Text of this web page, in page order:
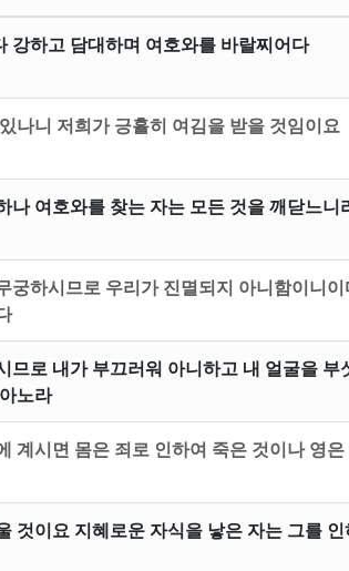
강하고 담대하며 여호와를 바랄찌어다
나니 저희가 긍휼히 여김을 받을 것임이요
나 여호와를 찾는 자는 모든 것을 깨닫느니
궁하시므로 우리가 진멸되지 아니함이니
므로 내가 부끄러워 아니하고 내 얼굴을 부
노라
계시면 몸은 죄로 인하여 죽은 것이나 영
것이요 지혜로운 자식을 낳은 자는 그를